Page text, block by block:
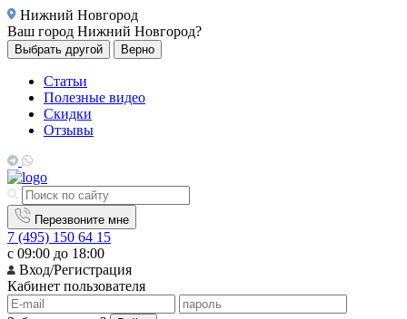
Нижний Новгород
Ваш город Нижний Новгород?
Выбрать другой Верно
Статьи
Полезные видео
Скидки
Отзывы
Перезвоните мне
7 (495) 150 64 15
с 09:00 до 18:00
Вход/Регистрация
Кабинет пользователя